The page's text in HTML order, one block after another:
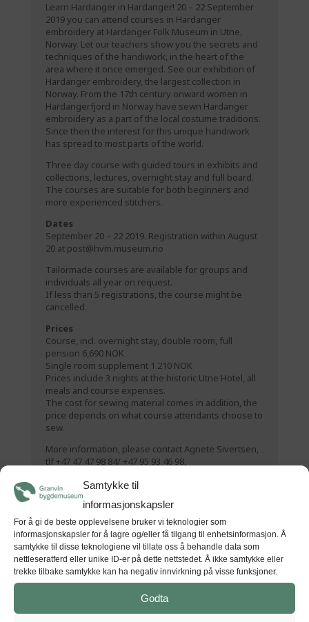
Samtykke til
informasjonskapsler
For å gi de beste opplevelsene bruker vi teknologier som
informasjonskapsler for å lagre og/eller få tilgang til enhetsinformasjon. Å
samtykke til disse teknologiene vil tillate oss å behandle data som
nettleseratferd eller unike ID-er på dette nettstedet. Å ikke samtykke eller
trekke tilbake samtykke kan ha negativ innvirkning på visse funksjoner.
Godta
Learn Hardanger in Hardanger! 20 – 22 September
2019 you can attend courses in Hardanger
embroidery at Hardanger Folk Museum in Utne,
Norway. Let our teachers show you the secrets and
techniques of the handiwork, in the heart of the
area where it once emerged. See our exhibition of
Hardanger embroidery, the largest collection in
Norway. From the 17th century onward women in
Hardangerfjord in Norway have sewn Hardanger
embroidery as a part of the local costume traditions.
Since then the interest for this unique handiwork
has spread to most parts of the world.
Three day course with guided tours in exhibits and
collections, lectures, overnight stay and full board.
The courses are suitable for both beginners and
more experienced stitchers.
Dates
September 20 – 22 2019. Registration within August
20 at post@hvm.museum.no
Tailormade courses are available for groups and
individuals all year on request.
If less than 5 registrations, the course might be
cancelled.
Prices
Course, incl. overnight stay, double room, full
pension 6,690 NOK
Single room supplement 1.210 NOK
Prices include 3 nights at the historic Utne Hotel, all
meals and course expenses.
The cost for sewing material comes in addition, the
price depends on what course attendants choose to
sew.
More information, please contact Agnete Sivertsen,
tlf +47 47 47 98 84/ +47 95 93 46 98,
Hardanger Embroidery courses 2019
Tid
20 (Fredag) 09:30 - 22 (Sundag) 14:00 (GMT+00:00)